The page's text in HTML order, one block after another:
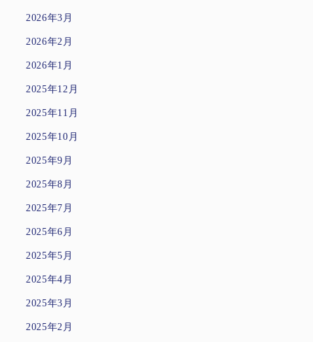
2026年3月
2026年2月
2026年1月
2025年12月
2025年11月
2025年10月
2025年9月
2025年8月
2025年7月
2025年6月
2025年5月
2025年4月
2025年3月
2025年2月